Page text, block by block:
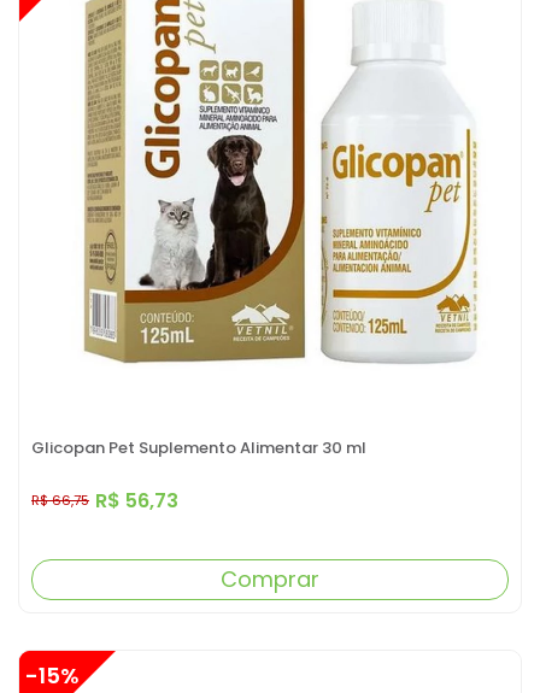
Glicopan Pet Suplemento Alimentar 30 ml
R$ 56,73
R$ 66,75
Comprar
-15%